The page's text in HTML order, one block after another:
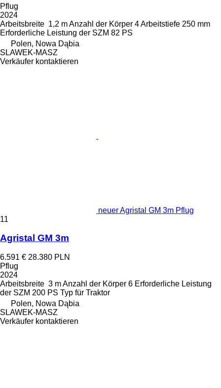
Pflug
2024
Arbeitsbreite 1,2 mAnzahl der Körper 4Arbeitstiefe 250 mm
Erforderliche Leistung der SZM 82 PS
Polen, Nowa Dąbia
SLAWEK-MASZ
Verkäufer kontaktieren
neuer Agristal GM 3m Pflug
11
Agristal GM 3m
6.591 € 28.380 PLN
Pflug
2024
Arbeitsbreite 3 mAnzahl der Körper 6 Erforderliche Leistung
der SZM 200 PS Typ für Traktor
Polen, Nowa Dąbia
SLAWEK-MASZ
Verkäufer kontaktieren